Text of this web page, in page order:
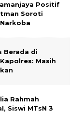
Positif
Soroti
Berada di
Masih
Rahmah
Siswi MTsN 3